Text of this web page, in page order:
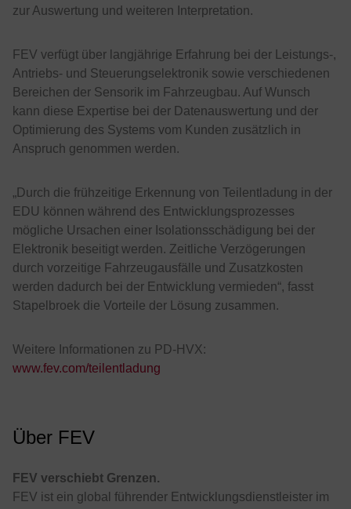
zur Auswertung und weiteren Interpretation.
FEV verfügt über langjährige Erfahrung bei der Leistungs-,
Antriebs- und Steuerungselektronik sowie verschiedenen
Bereichen der Sensorik im Fahrzeugbau. Auf Wunsch
kann diese Expertise bei der Datenauswertung und der
Optimierung des Systems vom Kunden zusätzlich in
Anspruch genommen werden.
„Durch die frühzeitige Erkennung von Teilentladung in der
EDU können während des Entwicklungsprozesses
mögliche Ursachen einer Isolationsschädigung bei der
Elektronik beseitigt werden. Zeitliche Verzögerungen
durch vorzeitige Fahrzeugausfälle und Zusatzkosten
werden dadurch bei der Entwicklung vermieden“, fasst
Stapelbroek die Vorteile der Lösung zusammen.
Weitere Informationen zu PD-HVX:
www.fev.com/teilentladung
Über FEV
FEV verschiebt Grenzen.
FEV ist ein global führender Entwicklungsdienstleister im